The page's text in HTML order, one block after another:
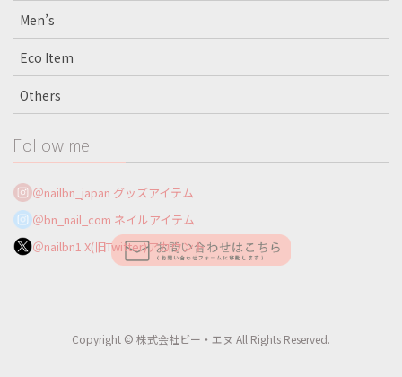
Men’s
Eco Item
Others
Follow me
＠nailbn_japan グッズアイテム
＠bn_nail_com ネイルアイテム
＠nailbn1 X(旧Twitter)アカウント
Copyright © 株式会社ビー・エヌ All Rights Reserved.